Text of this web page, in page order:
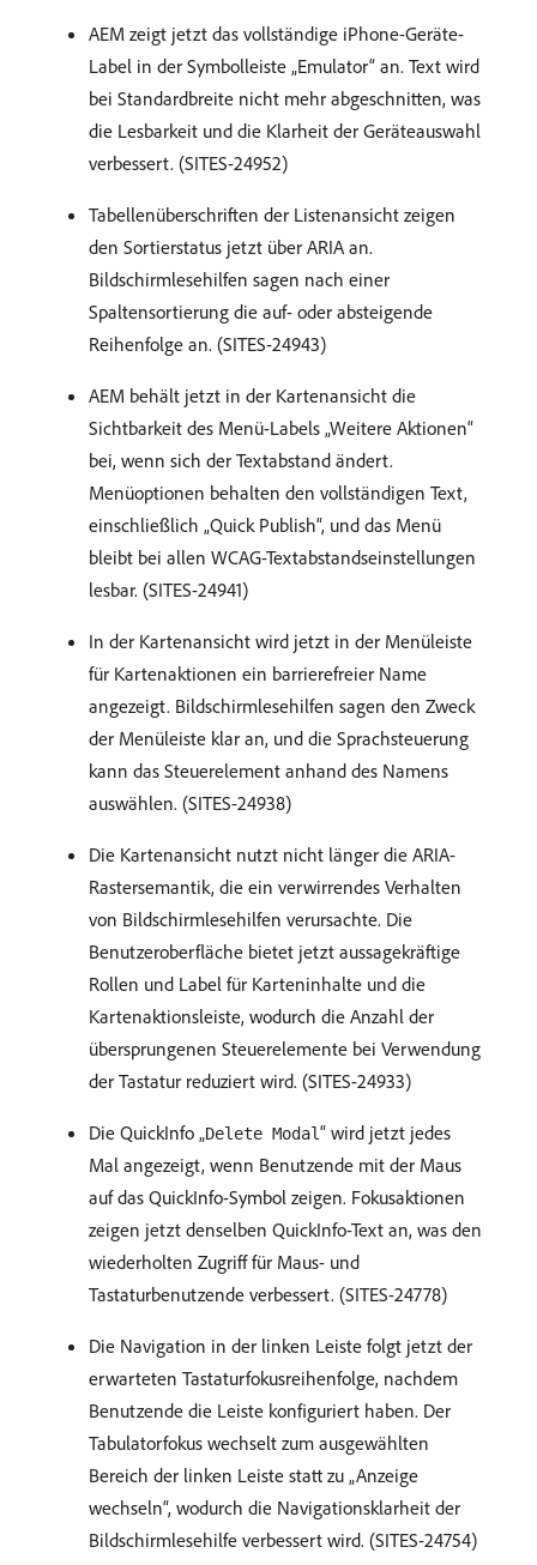
AEM zeigt jetzt das vollständige iPhone-Geräte-
Label in der Symbolleiste „Emulator“ an. Text wird
bei Standardbreite nicht mehr abgeschnitten, was
die Lesbarkeit und die Klarheit der Geräteauswahl
verbessert. (SITES-24952)
Tabellenüberschriften der Listenansicht zeigen
den Sortierstatus jetzt über ARIA an.
Bildschirmlesehilfen sagen nach einer
Spaltensortierung die auf- oder absteigende
Reihenfolge an. (SITES-24943)
AEM behält jetzt in der Kartenansicht die
Sichtbarkeit des Menü-Labels „Weitere Aktionen“
bei, wenn sich der Textabstand ändert.
Menüoptionen behalten den vollständigen Text,
einschließlich „Quick Publish“, und das Menü
bleibt bei allen WCAG-Textabstandseinstellungen
lesbar. (SITES-24941)
In der Kartenansicht wird jetzt in der Menüleiste
für Kartenaktionen ein barrierefreier Name
angezeigt. Bildschirmlesehilfen sagen den Zweck
der Menüleiste klar an, und die Sprachsteuerung
kann das Steuerelement anhand des Namens
auswählen. (SITES-24938)
Die Kartenansicht nutzt nicht länger die ARIA-
Rastersemantik, die ein verwirrendes Verhalten
von Bildschirmlesehilfen verursachte. Die
Benutzeroberfläche bietet jetzt aussagekräftige
Rollen und Label für Karteninhalte und die
Kartenaktionsleiste, wodurch die Anzahl der
übersprungenen Steuerelemente bei Verwendung
der Tastatur reduziert wird. (SITES-24933)
Die QuickInfo „Delete Modal“ wird jetzt jedes
Mal angezeigt, wenn Benutzende mit der Maus
auf das QuickInfo-Symbol zeigen. Fokusaktionen
zeigen jetzt denselben QuickInfo-Text an, was den
wiederholten Zugriff für Maus- und
Tastaturbenutzende verbessert. (SITES-24778)
Die Navigation in der linken Leiste folgt jetzt der
erwarteten Tastaturfokusreihenfolge, nachdem
Benutzende die Leiste konfiguriert haben. Der
Tabulatorfokus wechselt zum ausgewählten
Bereich der linken Leiste statt zu „Anzeige
wechseln“, wodurch die Navigationsklarheit der
Bildschirmlesehilfe verbessert wird. (SITES-24754)